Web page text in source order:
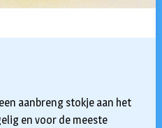
aanbreng stokje aan het
en voor de meeste